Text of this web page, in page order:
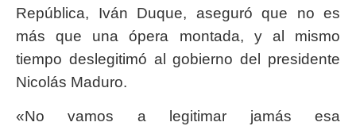
República, Iván Duque, aseguró que no es
más que una ópera montada, y al mismo
tiempo deslegitimó al gobierno del presidente
Nicolás Maduro.
«No vamos a legitimar jamás esa